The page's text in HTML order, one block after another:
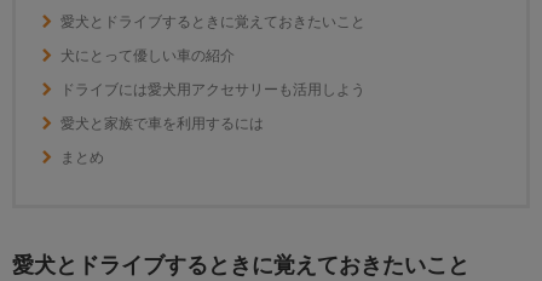
愛犬とドライブするときに覚えておきたいこと
犬にとって優しい車の紹介
ドライブには愛犬用アクセサリーも活用しよう
愛犬と家族で車を利用するには
まとめ
愛犬とドライブするときに覚えておきたいこと